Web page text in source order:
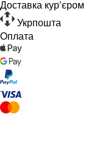
Доставка кур'єром
Укрпошта
Оплата